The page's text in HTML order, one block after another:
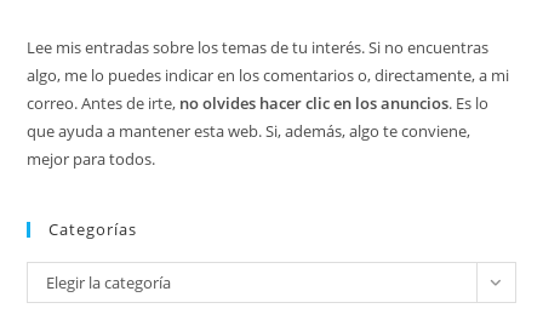
Lee mis entradas sobre los temas de tu interés. Si no encuentras
algo, me lo puedes indicar en los comentarios o, directamente, a mi
correo. Antes de irte, no olvides hacer clic en los anuncios. Es lo
que ayuda a mantener esta web. Si, además, algo te conviene,
mejor para todos.
Categorías
Categorías
Elegir la categoría